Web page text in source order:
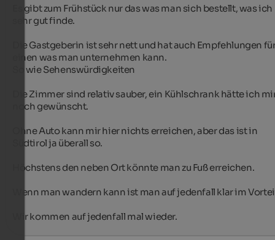
Es gibt zum Frühstück nur das was man sich bestellt, was ich
sehr gut finde.
Die Gastgeberin ist sehr nett und hat auch Empfehlungen
einen was man unternehmen kann.
So wie Sehenswürdigkeiten
Die Zimmer sind relativ sauber, ein Kühlschrank hätte ich
noch gewünscht.
Ohne Auto kann mir hier nichts erreichen, aber das ist in
Südtirol ja überall so.
Höchstens den neben Ort könnte man zu Fuß erreichen.
Wenn man wandern kann ist man auf jedenfall klar im
Wir kommen auf jedenfall mal wieder.